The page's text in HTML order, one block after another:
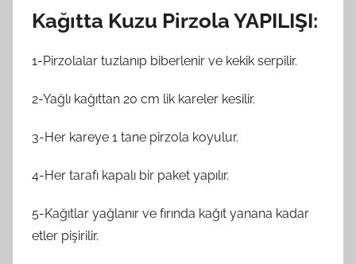
Kağıtta Kuzu Pirzola YAPILIŞI:
1-Pirzolalar tuzlanıp biberlenir ve kekik serpilir.
2-Yağlı kağıttan 20 cm lik kareler kesilir.
3-Her kareye 1 tane pirzola koyulur.
4-Her tarafı kapalı bir paket yapılır.
5-Kağıtlar yağlanır ve fırında kağıt yanana kadar
etler pişirilir.